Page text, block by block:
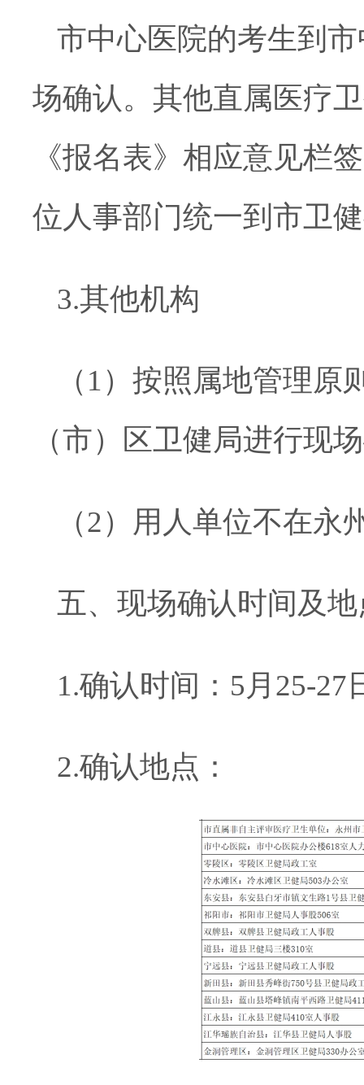
市中心医院的考生到
场确认。其他直属医疗
《报名表》相应意见栏
位人事部门统一到市卫
3.其他机构
（ 1 ） 按照属地管理原
（市）区卫健局进行现
（2）用人单位不在永
五、现场确认时间及
1.确认时间： 5 月 25-27
2.确认地点：